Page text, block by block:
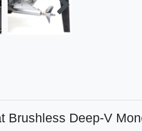
Brushless Deep-V